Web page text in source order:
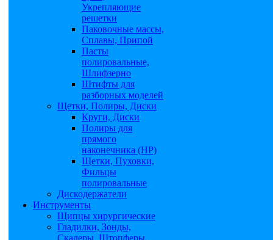
Укрепляющие
решетки
Паковочные массы,
Сплавы, Припой
Пасты
полировальные,
Шлифзерно
Штифты для
разборных моделей
Щетки, Полиры, Диски
Круги, Диски
Полиры для
прямого
наконечника (НР)
Щетки, Пуховки,
Фильцы
полировальные
Дискодержатели
Инструменты
Щипцы хирургические
Гладилки, Зонды,
Скалеры, Штопферы,